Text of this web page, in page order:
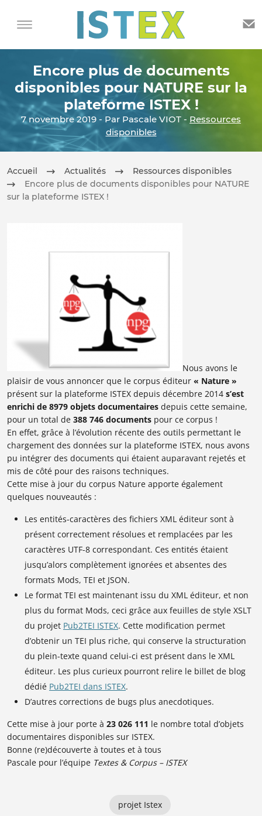
Encore plus de documents
disponibles pour NATURE sur la
plateforme ISTEX !
7 novembre 2019 - Par Pascale VIOT - Ressources
disponibles
Accueil Actualités
Ressources disponibles
Encore plus de documents disponibles pour NATURE
sur la plateforme ISTEX !
Nous avons le
plaisir de vous annoncer que le corpus éditeur « Nature »
présent sur la plateforme ISTEX depuis décembre 2014 s’est
enrichi de 8979 objets documentaires depuis cette semaine,
pour un total de 388 746 documents pour ce corpus !
En effet, grâce à l’évolution récente des outils permettant le
chargement des données sur la plateforme ISTEX, nous avons
pu intégrer des documents qui étaient auparavant rejetés et
mis de côté pour des raisons techniques.
Cette mise à jour du corpus Nature apporte également
quelques nouveautés :
Les entités-caractères des fichiers XML éditeur sont à
présent correctement résolues et remplacées par les
caractères UTF-8 correspondant. Ces entités étaient
jusqu’alors complètement ignorées et absentes des
formats Mods, TEI et JSON.
Le format TEI est maintenant issu du XML éditeur, et non
plus du format Mods, ceci grâce aux feuilles de style XSLT
du projet Pub2TEI ISTEX. Cette modification permet
d’obtenir un TEI plus riche, qui conserve la structuration
du plein-texte quand celui-ci est présent dans le XML
éditeur. Les plus curieux pourront relire le billet de blog
dédié Pub2TEI dans ISTEX.
D’autres corrections de bugs plus anecdotiques.
Cette mise à jour porte à 23 026 111 le nombre total d’objets
documentaires disponibles sur ISTEX.
Bonne (re)découverte à toutes et à tous
Pascale pour l’équipe Textes & Corpus – ISTEX
projet Istex